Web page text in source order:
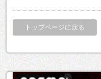
トップページに戻る